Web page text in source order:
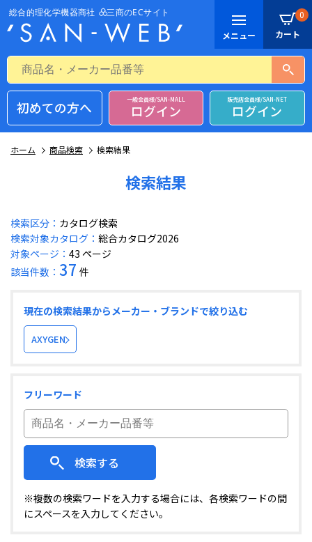
0
初めての方へ 一般会員様/SAN-MALL
ログイン
販売店会員様/SAN-NET
ログイン
ホーム 商品検索 検索結果
検索結果
検索区分： カタログ検索
検索対象カタログ： 総合カタログ2026
対象ページ： 43 ページ
該当件数： 37 件
現在の検索結果からメーカー・ブランドで絞り込む
AXYGEN
フリーワード
検索する
※複数の検索ワードを入力する場合には、各検索ワードの間
にスペースを入力してください。